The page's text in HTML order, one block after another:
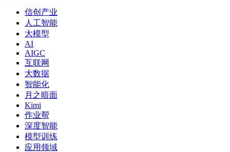
信创产业
人工智能
大模型
AI
AIGC
互联网
大数据
智能化
月之暗面
Kimi
作业帮
深度智能
模型训练
应用领域